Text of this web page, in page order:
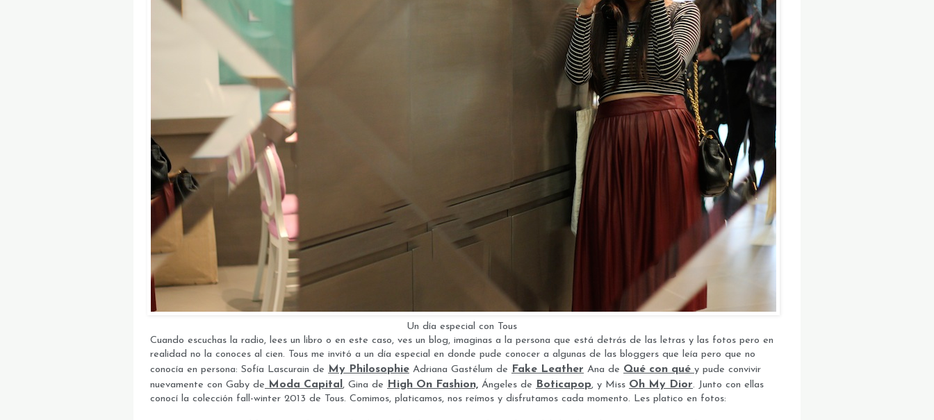
Un día especial con Tous
Cuando escuchas la radio, lees un libro o en este caso, ves un blog, imaginas a la persona que está detrás de las letras y las fotos pero en
realidad no la conoces al cien. Tous me invitó a un día especial en donde pude conocer a algunas de las bloggers que leía pero que no
conocía en persona: Sofía Lascurain de My Philosophie Adriana Gastélum de Fake Leather Ana de Qué con qué y pude convivir
nuevamente con Gaby de Moda Capital , Gina de High On Fashion, Ángeles de Boticapop, y Miss Oh My Dior. Junto con ellas
conocí la colección fall-winter 2013 de Tous. Comimos, platicamos, nos reímos y disfrutamos cada momento. Les platico en fotos: